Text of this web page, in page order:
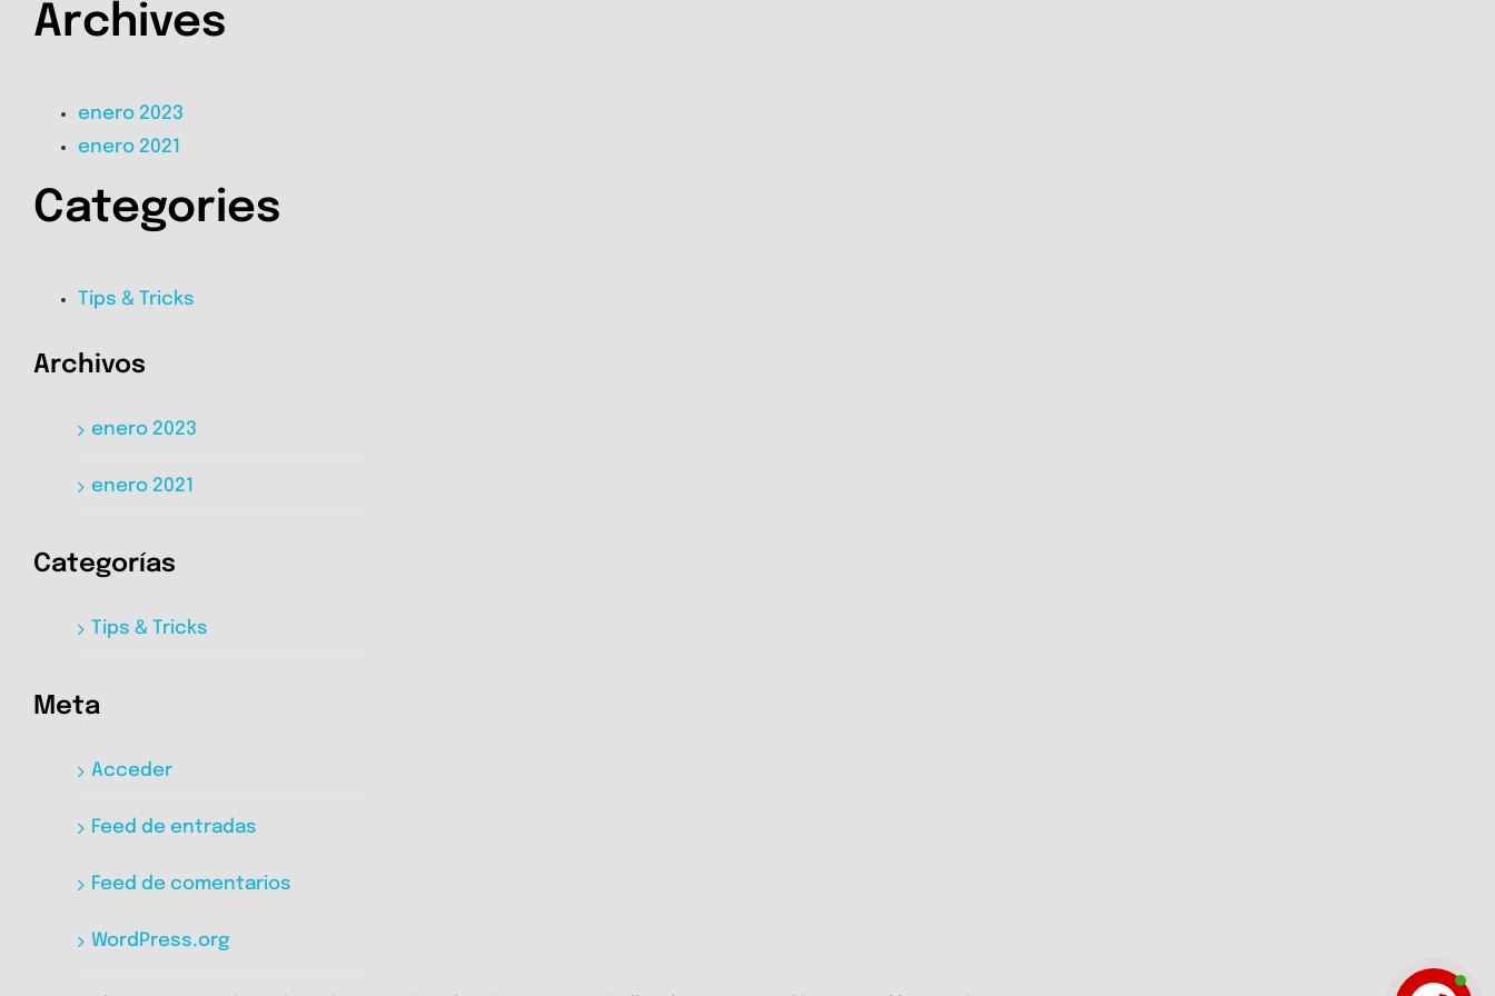
Archives
enero 2023
enero 2021
Categories
Tips & Tricks
Archivos
enero 2023
enero 2021
Categorías
Tips & Tricks
Meta
Acceder
Feed de entradas
Feed de comentarios
WordPress.org